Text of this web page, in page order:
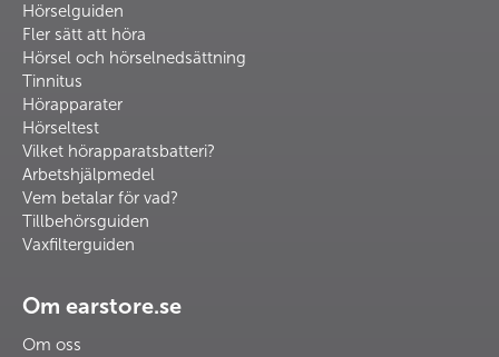
Hörselguiden
Fler sätt att höra
Hörsel och hörselnedsättning
Tinnitus
Hörapparater
Hörseltest
Vilket hörapparatsbatteri?
Arbetshjälpmedel
Vem betalar för vad?
Tillbehörsguiden
Vaxfilterguiden
Om earstore.se
Om oss